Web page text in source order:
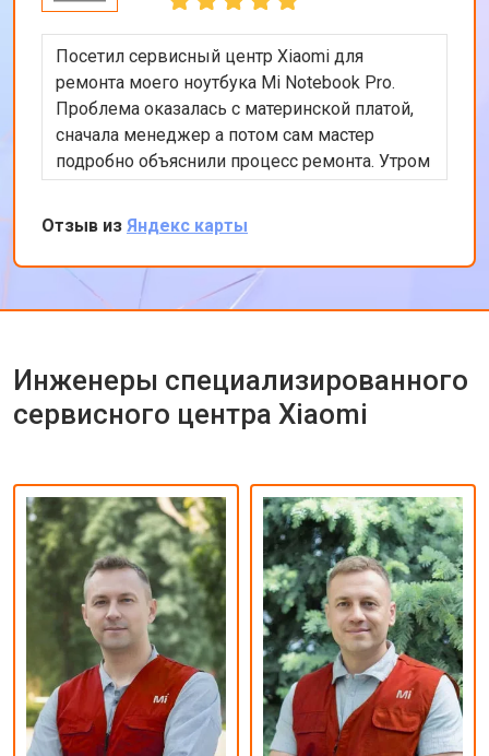
Посетил сервисный центр Xiaomi для
ремонта моего ноутбука Mi Notebook Pro.
Проблема оказалась с материнской платой,
сначала менеджер а потом сам мастер
подробно объяснили процесс ремонта. Утром
оставил заявку, в обед курьер приехал и к
вечеру ноутбук был готов-очень быстро.
Впечатлен оперативностью и качеством
ремонта.
Отзыв из Яндекс карты
Инженеры специализированного
сервисного центра Xiaomi